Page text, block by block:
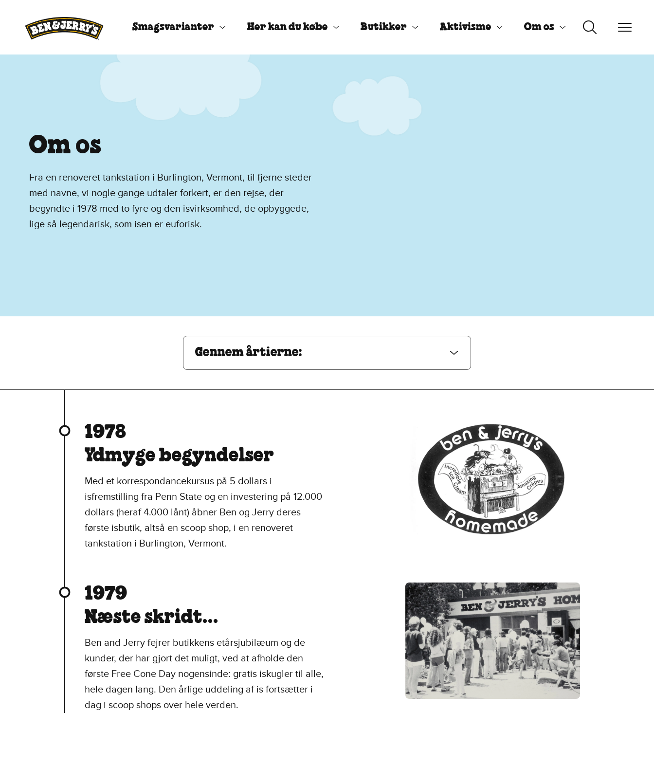
Smagsvarianter Her kan du købe Butikker Aktivisme Om os
Om os
Fra en renoveret tankstation i Burlington, Vermont, til fjerne steder
med navne, vi nogle gange udtaler forkert, er den rejse, der
begyndte i 1978 med to fyre og den isvirksomhed, de opbyggede,
lige så legendarisk, som isen er euforisk.
Gennem årtierne:
1978
Ydmyge begyndelser
Med et korrespondancekursus på 5 dollars i
isfremstilling fra Penn State og en investering på 12.000
dollars (heraf 4.000 lånt) åbner Ben og Jerry deres
første isbutik, altså en scoop shop, i en renoveret
tankstation i Burlington, Vermont.
1979
Næste skridt...
Ben and Jerry fejrer butikkens etårsjubilæum og de
kunder, der har gjort det muligt, ved at afholde den
første Free Cone Day nogensinde: gratis iskugler til alle,
hele dagen lang. Den årlige uddeling af is fortsætter i
dag i scoop shops over hele verden.